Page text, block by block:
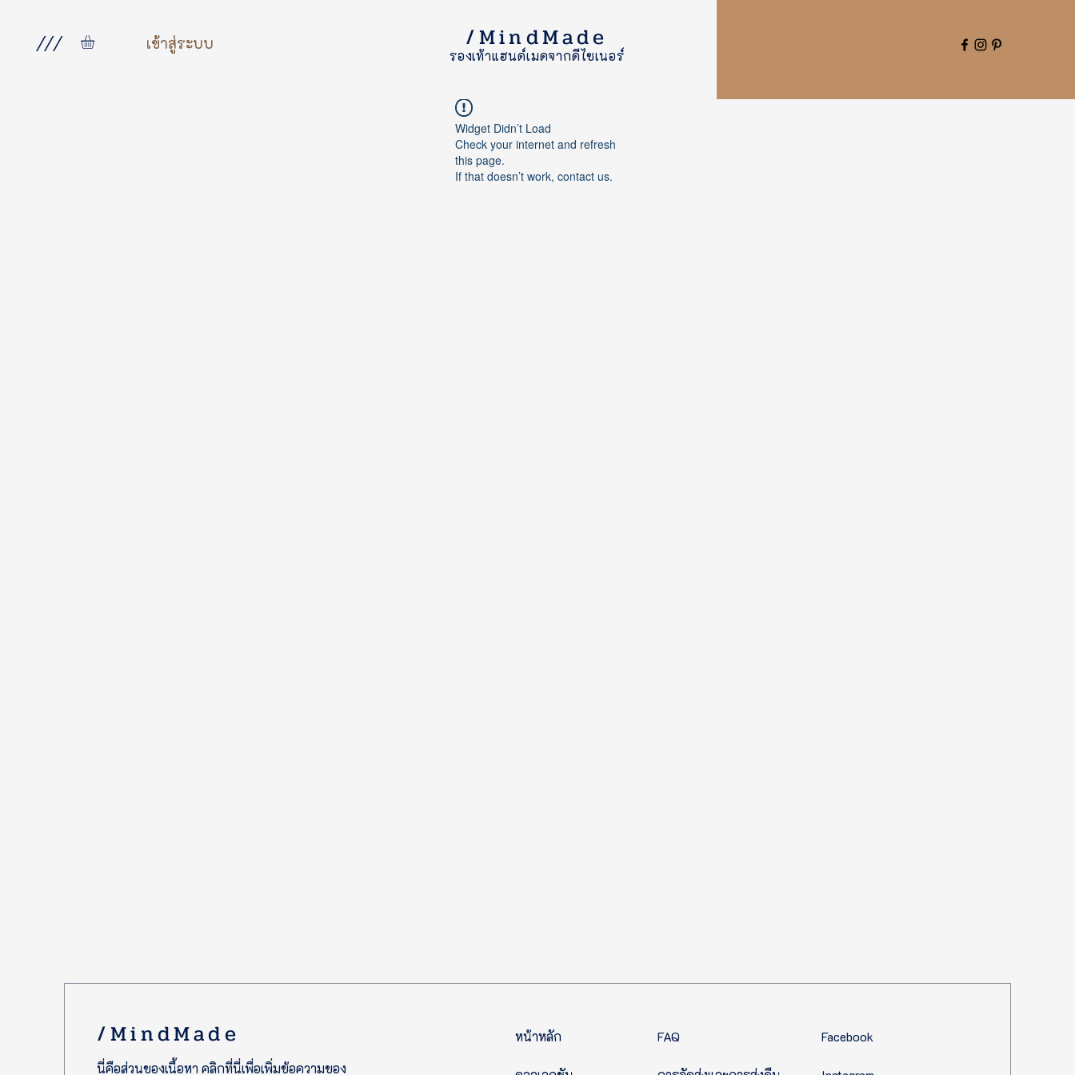
/// เข้าสู่ระบบ /MindMade
รองเท้าแฮนด์เมดจากดีไซเนอร์
Widget Didn’t Load
Check your internet and refresh
this page.
If that doesn’t work, contact us.
/MindMade
นี่คือส่วนของเนื้อหา คลิกที่นี่เพื่อเพิ่มข้อความของ
หน้าหลัก FAQ Facebook